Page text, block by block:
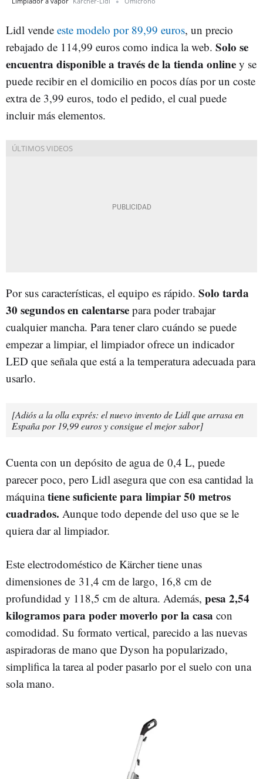
Lidl vende este modelo por 89,99 euros, un precio
rebajado de 114,99 euros como indica la web. Solo se
encuentra disponible a través de la tienda online y se
puede recibir en el domicilio en pocos días por un coste
extra de 3,99 euros, todo el pedido, el cual puede
incluir más elementos.
Por sus características, el equipo es rápido. Solo tarda
30 segundos en calentarse para poder trabajar
cualquier mancha. Para tener claro cuándo se puede
empezar a limpiar, el limpiador ofrece un indicador
LED que señala que está a la temperatura adecuada para
usarlo.
[Adiós a la olla exprés: el nuevo invento de Lidl que arrasa en
España por 19,99 euros y consigue el mejor sabor]
Cuenta con un depósito de agua de 0,4 L, puede
parecer poco, pero Lidl asegura que con esa cantidad la
máquinatiene suficiente para limpiar 50 metros
cuadrados. Aunque todo depende del uso que se le
quiera dar al limpiador.
Este electrodoméstico de Kärcher tiene unas
dimensiones de 31,4 cm de largo, 16,8 cm de
profundidad y 118,5 cm de altura. Además, pesa 2,54
kilogramos para poder moverlo por la casa con
comodidad. Su formato vertical, parecido a las nuevas
aspiradoras de mano que Dyson ha popularizado,
simplifica la tarea al poder pasarlo por el suelo con una
sola mano.